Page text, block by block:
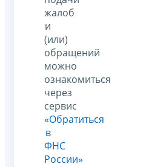
жалоб
и
(или)
обращений
можно
ознакомиться
через
сервис
«Обратиться
в
ФНС
России»